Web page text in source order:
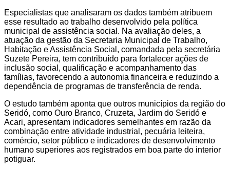
Especialistas que analisaram os dados também atribuem
esse resultado ao trabalho desenvolvido pela política
municipal de assistência social. Na avaliação deles, a
atuação da gestão da Secretaria Municipal de Trabalho,
Habitação e Assistência Social, comandada pela secretária
Suzete Pereira, tem contribuído para fortalecer ações de
inclusão social, qualificação e acompanhamento das
famílias, favorecendo a autonomia financeira e reduzindo a
dependência de programas de transferência de renda.
O estudo também aponta que outros municípios da região do
Seridó, como Ouro Branco, Cruzeta, Jardim do Seridó e
Acari, apresentam indicadores semelhantes em razão da
combinação entre atividade industrial, pecuária leiteira,
comércio, setor público e indicadores de desenvolvimento
humano superiores aos registrados em boa parte do interior
potiguar.